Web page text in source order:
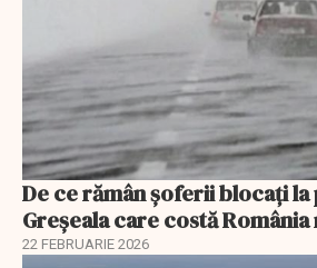
De ce rămân șoferii blocați
Greșeala care costă
22 FEBRUARIE 2026